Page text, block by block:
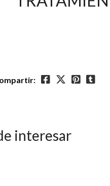
interesar